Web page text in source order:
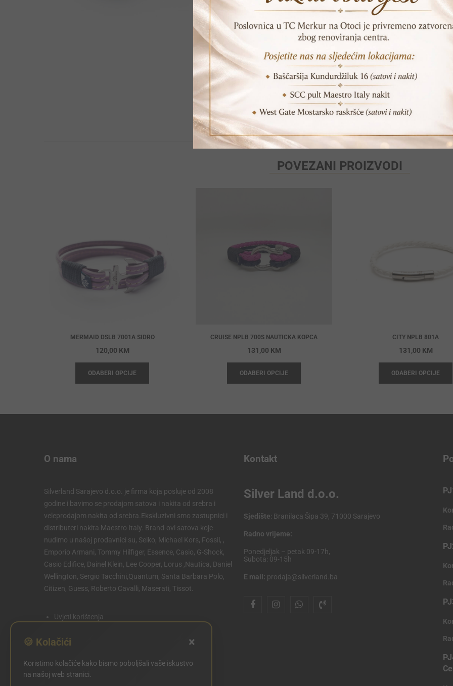
DODAJ U KORPU
NRBT 2107A
Print Pošalji prijatelju
POVEZANI PROIZVODI
MERMAID DSLB 7001A SIDRO
120,00 KM
ODABERI OPCIJE
CRUISE NPLB 700S NAUTICKA KOPCA
131,00 KM
ODABERI OPCIJE
CITY NPLB 801A
131,00 KM
ODABERI OPCIJE
O nama
Silverland Sarajevo d.o.o. je firma koja posluje od 2008
godine i bavimo se prodajom satova i nakita od srebra i
veleprodajom nakita od srebra.Ekskluzivni smo zastupnici i
distributeri nakita Maestro Italy. Brand-ovi satova koje
nudimo u našoj prodavnici su, Seiko, Michael Kors, Fossil, ,
Emporio Armani, Tommy Hilfiger, Essence, Casio, G-Shock,
Casio Edifice, Dainel Klein, Lee Cooper, Lorus ,Nautica, Daniel
Wellington, Sergio Tacchini,Quantum, Santa Barbara Polo,
Citizen, Guess, Roberto Cavalli, Maserati, Tissot.
Uvjeti korištenja
Politika kolačića
POSTAVKE KOLAČIĆA
Kontakt
Silver Land d.o.o.
Sjedište: Branilaca Šipa 39, 71000 Sarajevo
Radno vrijeme:
Ponedjeljak – petak 09-17h,
Subota: 09-15h
E mail: prodaja@silverland.ba
🍪 Kolačići ×
Koristimo kolačiće kako bismo poboljšali vaše iskustvo
na našoj web stranici.